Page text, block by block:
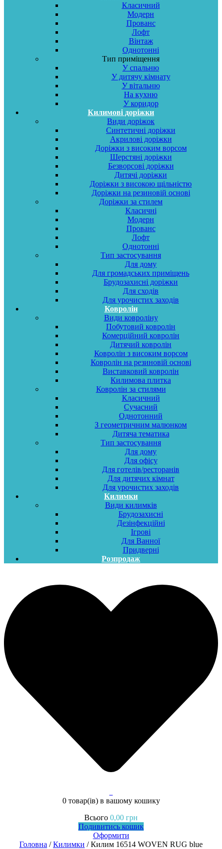
Класичний
Модерн
Прованс
Лофт
Вінтаж
Однотонні
Тип приміщення
У спальню
У дитячу кімнату
У вітальню
На кухню
У коридор
Килимові доріжки
Види доріжок
Синтетичні доріжки
Акрилові доріжки
Доріжки з високим ворсом
Шерстяні доріжки
Безворсові доріжки
Дитячі доріжки
Доріжки з високою щільністю
Доріжки на резиновій основі
Доріжки за стилем
Класичні
Модерн
Прованс
Лофт
Однотонні
Тип застосування
Для дому
Для громадських приміщень
Брудозахисні доріжки
Для сходів
Для урочистих заходів
Ковролін
Види ковроліну
Побутовий ковролін
Комерційний ковролін
Дитячий ковролін
Ковролін з високим ворсом
Ковролін на резиновій основі
Виставковий ковролін
Килимова плитка
Ковролін за стилями
Класичний
Сучасний
Однотонний
З геометричним малюнком
Дитяча тематика
Тип застосування
Для дому
Для офісу
Для готелів/ресторанів
Для дитячих кімнат
Для урочистих заходів
Килимки
Види килимків
Брудозахисні
Дезінфекційні
Ігрові
Для Ванної
Придверні
Розпродаж
0 товар(ів)в вашому кошику
Всього 0,00 грн
Подивитись кошик
Оформити
Головна /Килимки / Килим 16514 WOVEN RUG blue